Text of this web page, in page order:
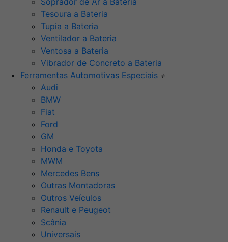
Tesoura a Bateria
Tupia a Bateria
Ventilador a Bateria
Ventosa a Bateria
Vibrador de Concreto a Bateria
Ferramentas Automotivas Especiais +
Audi
BMW
Fiat
Ford
GM
Honda e Toyota
MWM
Mercedes Bens
Outras Montadoras
Outros Veículos
Renault e Peugeot
Scânia
Universais